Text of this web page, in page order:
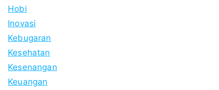
Hobi
Inovasi
Kebugaran
Kesehatan
Kesenangan
Keuangan